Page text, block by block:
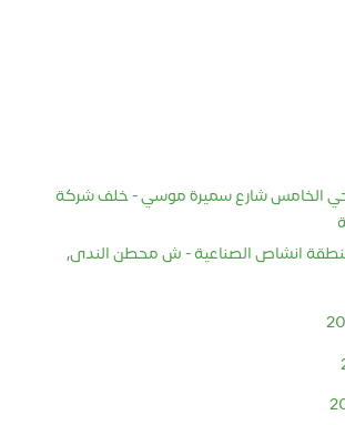
- الحي الخامس شارع سميرة موسي - خلف شركة
انشاص الصناعية - ش محطن الندى,